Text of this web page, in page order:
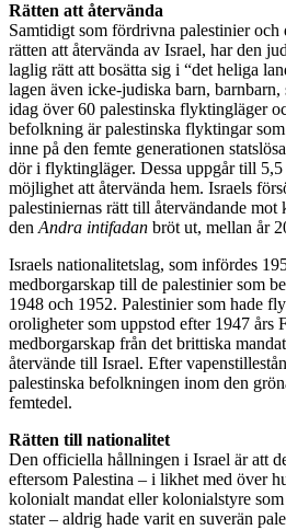
Rätten att återvända
Samtidigt som fördrivna palestinier och
rätten att återvända av Israel, har den
laglig rätt att bosätta sig i “det heliga
lagen även icke-judiska barn,
idag över 60 palestinska flyktingläger
befolkning är palestinska flyktingar
inne på den femte generationen
dör i flyktingläger. Dessa uppgår till
möjlighet att återvända hem. Israels
palestiniernas rätt till återvändande
den Andra intifadan bröt ut, mellan år
Israels nationalitetslag, som infördes
medborgarskap till de palestinier som
1948 och 1952. Palestinier som hade
oroligheter som uppstod efter 1947 års
medborgarskap från det brittiska
återvände till Israel. Efter
palestinska befolkningen inom den
femtedel.
Rätten till nationalitet
Den officiella hållningen i Israel är att
eftersom Palestina – i likhet med över
kolonialt mandat eller kolonialstyre
stater – aldrig hade varit en suverän